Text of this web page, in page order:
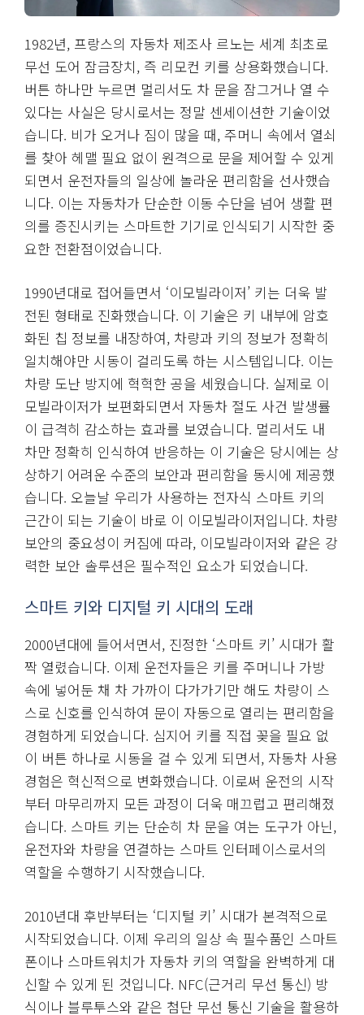
1982년, 프랑스의 자동차 제조사 르노는 세계 최초로
무선 도어 잠금장치, 즉 리모컨 키를 상용화했습니다.
버튼 하나만 누르면 멀리서도 차 문을 잠그거나 열 수
있다는 사실은 당시로서는 정말 센세이션한 기술이었
습니다. 비가 오거나 짐이 많을 때, 주머니 속에서 열쇠
를 찾아 헤맬 필요 없이 원격으로 문을 제어할 수 있게
되면서 운전자들의 일상에 놀라운 편리함을 선사했습
니다. 이는 자동차가 단순한 이동 수단을 넘어 생활 편
의를 증진시키는 스마트한 기기로 인식되기 시작한 중
요한 전환점이었습니다.
1990년대로 접어들면서 ‘이모빌라이저’ 키는 더욱 발
전된 형태로 진화했습니다. 이 기술은 키 내부에 암호
화된 칩 정보를 내장하여, 차량과 키의 정보가 정확히
일치해야만 시동이 걸리도록 하는 시스템입니다. 이는
차량 도난 방지에 혁혁한 공을 세웠습니다. 실제로 이
모빌라이저가 보편화되면서 자동차 절도 사건 발생률
이 급격히 감소하는 효과를 보였습니다. 멀리서도 내
차만 정확히 인식하여 반응하는 이 기술은 당시에는 상
상하기 어려운 수준의 보안과 편리함을 동시에 제공했
습니다. 오늘날 우리가 사용하는 전자식 스마트 키의
근간이 되는 기술이 바로 이 이모빌라이저입니다. 차량
보안의 중요성이 커짐에 따라, 이모빌라이저와 같은 강
력한 보안 솔루션은 필수적인 요소가 되었습니다.
스마트 키와 디지털 키 시대의 도래
2000년대에 들어서면서, 진정한 ‘스마트 키’ 시대가 활
짝 열렸습니다. 이제 운전자들은 키를 주머니나 가방
속에 넣어둔 채 차 가까이 다가가기만 해도 차량이 스
스로 신호를 인식하여 문이 자동으로 열리는 편리함을
경험하게 되었습니다. 심지어 키를 직접 꽂을 필요 없
이 버튼 하나로 시동을 걸 수 있게 되면서, 자동차 사용
경험은 혁신적으로 변화했습니다. 이로써 운전의 시작
부터 마무리까지 모든 과정이 더욱 매끄럽고 편리해졌
습니다. 스마트 키는 단순히 차 문을 여는 도구가 아닌,
운전자와 차량을 연결하는 스마트 인터페이스로서의
역할을 수행하기 시작했습니다.
2010년대 후반부터는 ‘디지털 키’ 시대가 본격적으로
시작되었습니다. 이제 우리의 일상 속 필수품인 스마트
폰이나 스마트워치가 자동차 키의 역할을 완벽하게 대
신할 수 있게 된 것입니다. NFC(근거리 무선 통신) 방
식이나 블루투스와 같은 첨단 무선 통신 기술을 활용하